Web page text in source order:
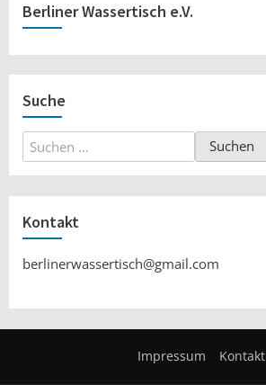
Berliner Wassertisch e.V.
Suche
Suchen
nach:
Kontakt
berlinerwassertisch@gmail.com
Impressum Kontakt